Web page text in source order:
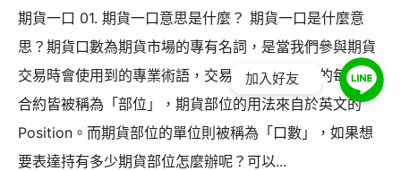
期貨一口 01. 期貨一口意思是什麼？ 期貨一口是什麼意
思？期貨口數為期貨市場的專有名詞，是當我們參與期貨
交易時會使用到的專業術語，交易者買賣期貨時的每一份
合約皆被稱為「部位」，期貨部位的用法來自於英文的
Position。而期貨部位的單位則被稱為「口數」，如果想
要表達持有多少期貨部位怎麼辦呢？可以...
加入好友